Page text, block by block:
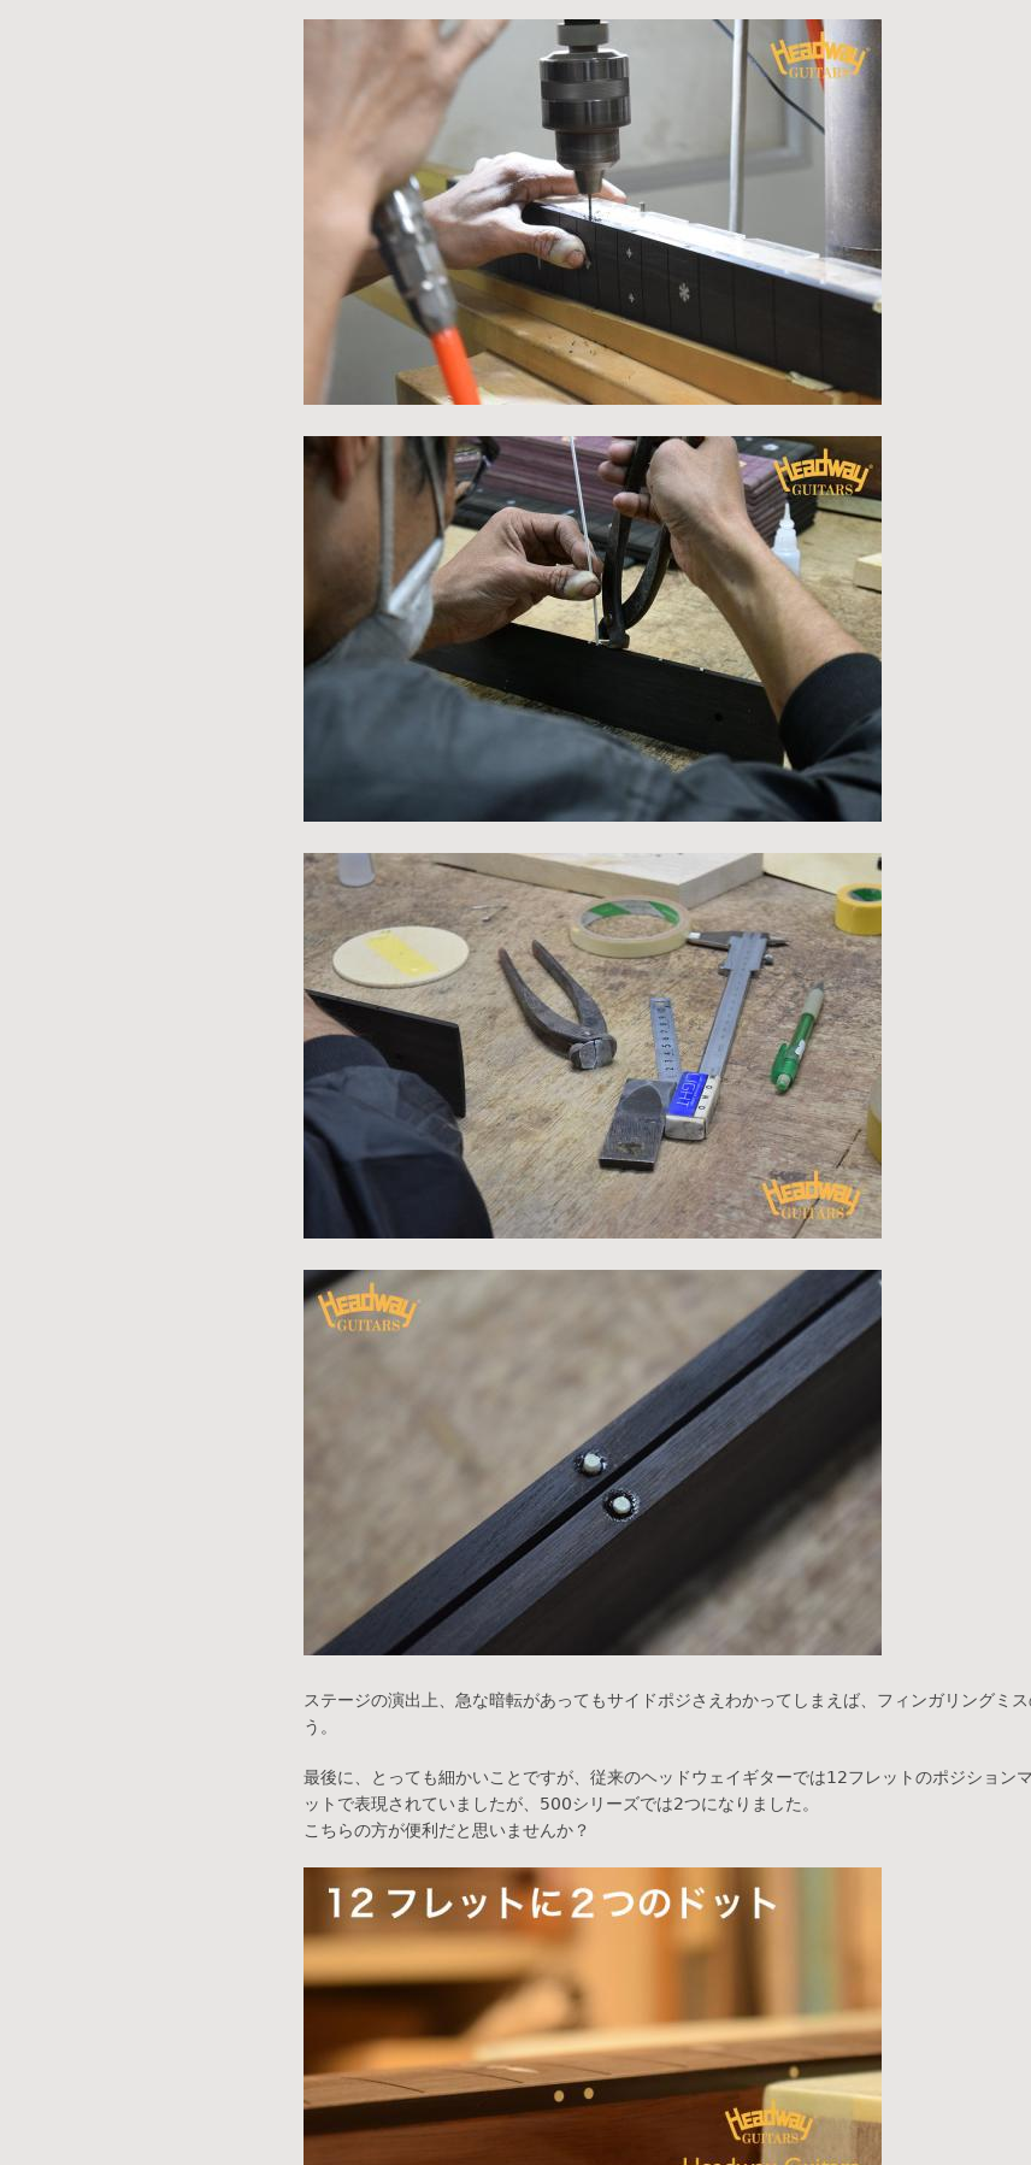
ステージの演出上、急な暗転があってもサイドポジさえわかってしまえば、フィンガリングミ
う。
最後に、とっても細かいことですが、従来のヘッドウェイギターでは12フレットのポジション
ットで表現されていましたが、500シリーズでは2つになりました。
こちらの方が便利だと思いませんか？